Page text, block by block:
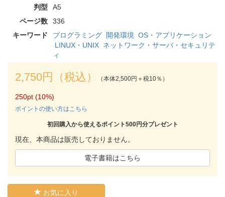
判型
A5
ページ数
336
キーワード
プログラミング 開発環境 OS・アプリケーション
LINUX・UNIX ネットワーク・サーバ・セキュリテ
ィ
2,750円（税込） （本体2,500円＋税10％）
250pt (10%)
ポイントの使い方はこちら
初回購入から使えるポイント500円分プレゼント
現在、本商品は販売しておりません。
電子書籍はこちら
お気に入り